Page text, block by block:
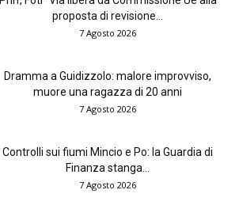
proposta di revisione...
7 Agosto 2026
Dramma a Guidizzolo: malore improvviso,
muore una ragazza di 20 anni
7 Agosto 2026
Controlli sui fiumi Mincio e Po: la Guardia di
Finanza stanga...
7 Agosto 2026